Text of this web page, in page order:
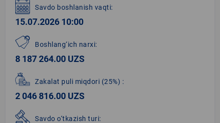
Savdo boshlanish vaqti:
15.07.2026 10:00
Boshlang‘ich narxi:
8 187 264.00 UZS
Zakalat puli miqdori (25%) :
2 046 816.00 UZS
Savdo o‘tkazish turi: